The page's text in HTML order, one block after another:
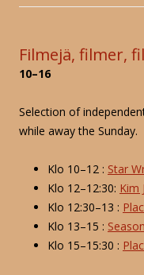
Filmejä, filmer,
10–16
Selection of
while away the Sunday.
Klo 10–12 : Star
Klo 12–12:30: Kim
Klo 12:30–13 :
Klo 13–15 :
Klo 15–15:30 :